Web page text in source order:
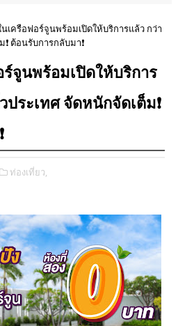
นเครือฟอร์จูนพร้อมเปิดให้บริการแล้ว กว่า
ต้อนรับการกลับมา❗️
จูนพร้อมเปิดให้บริการ
ระเทศ จัดหนักจัดเต็ม❗️
ท่องเที่ยว,